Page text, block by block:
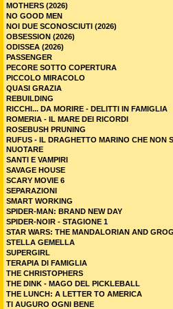
MOTHERS (2026)
NO GOOD MEN
NOI DUE SCONOSCIUTI (2026)
OBSESSION (2026)
ODISSEA (2026)
PASSENGER
PECORE SOTTO COPERTURA
PICCOLO MIRACOLO
QUASI GRAZIA
REBUILDING
RICCHI... DA MORIRE - DELITTI IN FAMIGLIA
ROMERIA - IL MARE DEI RICORDI
ROSEBUSH PRUNING
RUFUS - IL DRAGHETTO MARINO CHE NON
NUOTARE
SANTI E VAMPIRI
SAVAGE HOUSE
SCARY MOVIE 6
SEPARAZIONI
SMART WORKING
SPIDER-MAN: BRAND NEW DAY
SPIDER-NOIR - STAGIONE 1
STAR WARS: THE MANDALORIAN AND
STELLA GEMELLA
SUPERGIRL
TERAPIA DI FAMIGLIA
THE CHRISTOPHERS
THE DINK - MAGO DEL PICKLEBALL
THE LUNCH: A LETTER TO AMERICA
TI AUGURO OGNI BENE